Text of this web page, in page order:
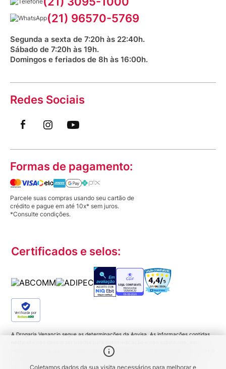
Coletamos dados da sua visita necessários para melhorar e
Aniversário Venancio 2025
Bioimpedância Gratuita
Saúde na praça
(21) 96570-5769
Segunda a sexta de 7:20h às 22:40h.
Sábado de 7:20h às 19h.
Domingos e feriados de 8h às 16:00h.
Redes Sociais
Formas de pagamento:
Parcele suas compras usando seu cartão de
crédito e pague em até 10x* sem juros.
*Consulte condições.
Certificados e selos:
Verificada por
A Drogaria Venancio segue as determinações da Anvisa. As informações contidas
hipótese alguma, as orientações dadas pelo profissional da área médica. Somente o
médico está apto a diagnosticar qualquer problema de saúde e prescrever o
tratamento adequado. Ao persistirem os sintomas um médico deverá ser